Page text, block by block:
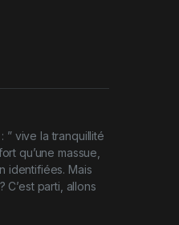
” vive la tranquillité
qu’une massue,
identifiées. Mais
C’est parti, allons